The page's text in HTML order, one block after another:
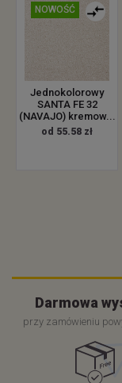
NOWOŚĆ
Jednokolorowy
SANTA FE 32
(NAVAJO) kremow...
od 55.58 zł
Darmowa
przy zamówieniu